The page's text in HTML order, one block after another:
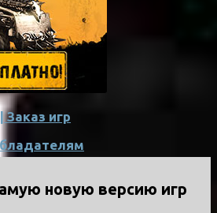
Заказ игр
новую версию игр